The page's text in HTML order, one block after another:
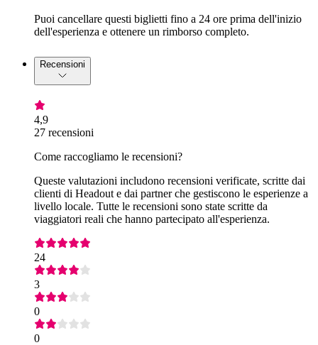
Puoi cancellare questi biglietti fino a 24 ore prima dell'inizio
dell'esperienza e ottenere un rimborso completo.
Recensioni
4,9
27 recensioni
Come raccogliamo le recensioni?
Queste valutazioni includono recensioni verificate, scritte dai
clienti di Headout e dai partner che gestiscono le esperienze a
livello locale. Tutte le recensioni sono state scritte da
viaggiatori reali che hanno partecipato all'esperienza.
24
3
0
0